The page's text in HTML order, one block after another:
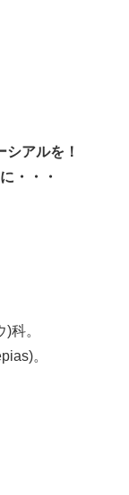
アルを！
・・・
科。
。